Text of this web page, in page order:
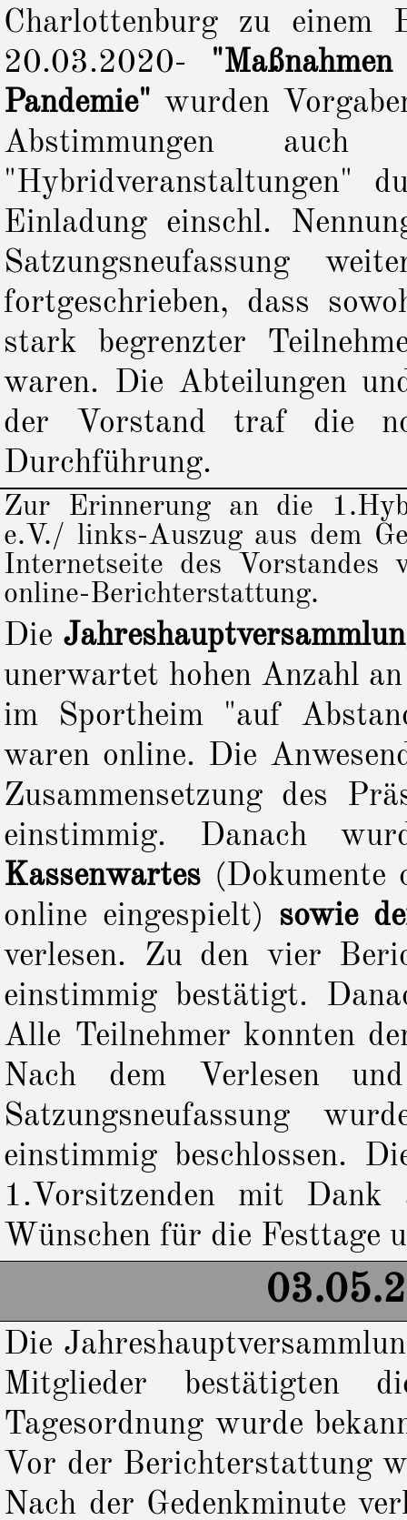
Charlottenburg zu einem
20.03.2020-
Pandemie" wurden
Abstimmungen
"Hybridveranstaltungen"
Einladung einschl.
Satzungsneufassung
fortgeschrieben, dass
stark begrenzter
waren. Die Abteilungen
der Vorstand traf die
Durchführung.
Zur Erinnerung an die
e.V./ links-Auszug aus dem
Internetseite des
online-Berichterstattung.
Die
unerwartet hohen Anzahl
im Sportheim "auf
waren online. Die
Zusammensetzung des
einstimmig. Danach
Kassenwartes (Dokumente
online eingespielt) sowie
verlesen. Zu den vier
einstimmig bestätigt.
Alle Teilnehmer konnten
Nach dem Verlesen
Satzungsneufassung
einstimmig beschlossen.
1.Vorsitzenden mit Dank
Wünschen für die Festtage
Die
Mitglieder bestätigten
Tagesordnung wurde
Vor der Berichterstattung
Nach der Gedenkminute